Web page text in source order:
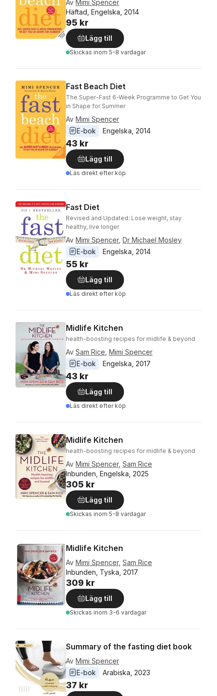
Av Mimi Spencer
Häftad, Engelska, 2014
95 kr
Lägg till
Skickas inom 5-8 vardagar
Fast Beach Diet
The Super-Fast 6-Week Programme to Get You
in Shape for Summer
Av Mimi Spencer
E-bok
Engelska 2014
43 kr
Lägg till
Läs direkt efter köp
Fast Diet
Revised and Updated: Lose weight, stay
healthy, live longer
Av Mimi Spencer, Dr Michael Mosley
E-bok
Engelska 2014
55 kr
Lägg till
Läs direkt efter köp
Midlife Kitchen
health-boosting recipes for midlife & beyond
Av Sam Rice Mimi Spencer
E-bok
Engelska 2017
43 kr
Lägg till
Läs direkt efter köp
Midlife Kitchen
health-boosting recipes for midlife & beyond
Av Mimi Spencer, Sam Rice
Inbunden, Engelska, 2025
305 kr
Lägg till
Skickas inom 5-8 vardagar
Midlife Kitchen
Av Mimi Spencer, Sam Rice
Inbunden, Tyska, 2017
309 kr
Lägg till
Skickas inom 3-6 vardagar
Summary of the fasting diet book
Av Mimi Spencer
E-bok
Arabiska 2023
37 kr